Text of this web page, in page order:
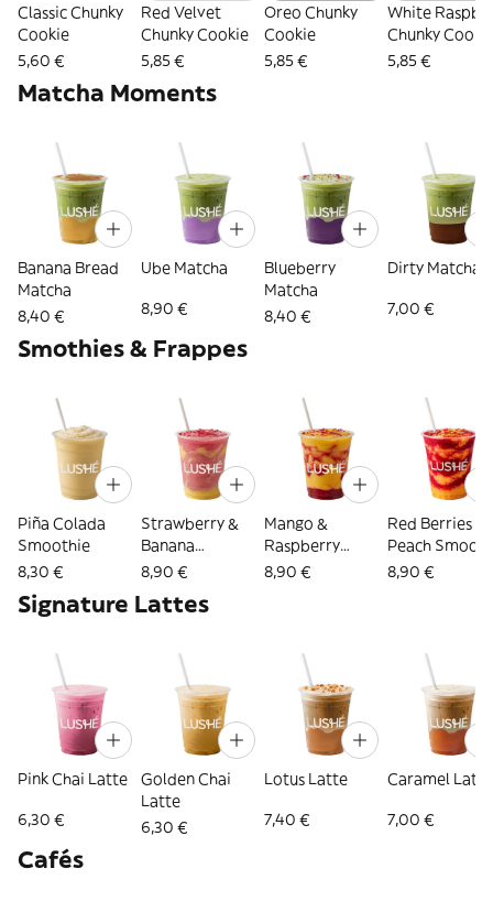
Classic Chunky
Cookie
5,60 €
Red Velvet
Chunky Cookie
5,85 €
Oreo Chunky
Cookie
5,85 €
White
Chunky
5,85 €
Matcha Moments
Banana Bread
Matcha
8,40 €
Ube Matcha
8,90 €
Blueberry
Matcha
8,40 €
Dirty Matcha
7,00 €
Smothies & Frappes
Piña Colada
Smoothie
8,30 €
Strawberry &
Banana
Smoothie
8,90 €
Mango &
Raspberry
Smoothie
8,90 €
Red Berries &
Peach
8,90 €
Signature Lattes
Pink Chai Latte
6,30 €
Golden Chai
Latte
6,30 €
Lotus Latte
7,40 €
Caramel Latte
7,00 €
Cafés